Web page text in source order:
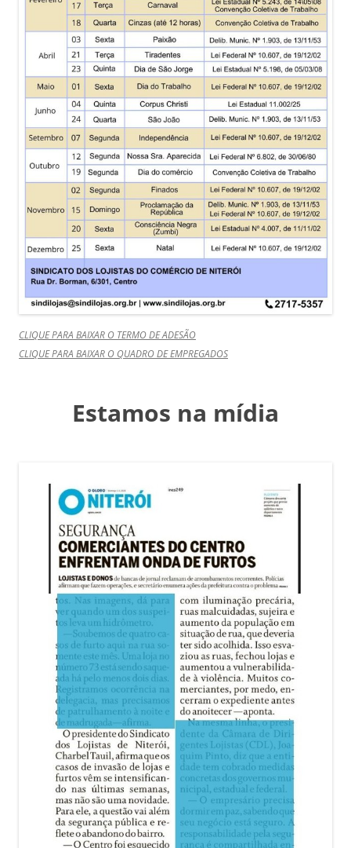
CLIQUE PARA BAIXAR O TERMO DE ADESÃO
CLIQUE PARA BAIXAR O QUADRO DE EMPREGADOS
Estamos na mídia